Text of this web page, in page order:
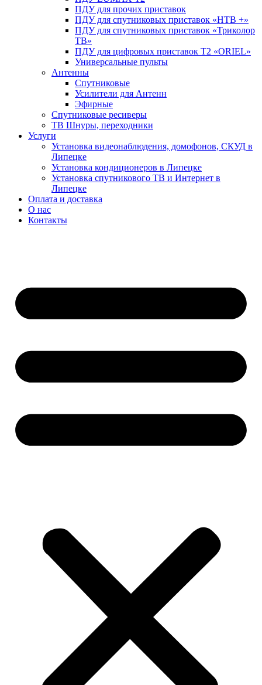
ПДУ для прочих приставок
ПДУ для спутниковых приставок «НТВ +»
ПДУ для спутниковых приставок «Триколор
ТВ»
ПДУ для цифровых приставок Т2 «ORIEL»
Универсальные пульты
Антенны
Спутниковые
Усилители для Антенн
Эфирные
Спутниковые ресиверы
ТВ Шнуры, переходники
Услуги
Установка видеонаблюдения, домофонов, СКУД в
Липецке
Установка кондиционеров в Липецке
Установка спутникового ТВ и Интернет в
Липецке
Оплата и доставка
О нас
Контакты